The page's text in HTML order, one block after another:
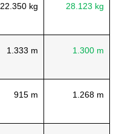
22.350 kg 28.123 kg
1.333 m 1.300 m
915 m 1.268 m